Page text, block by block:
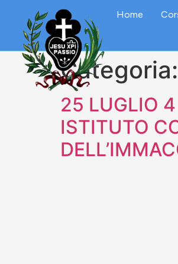
Home
Categoria:
25 LUGLIO
ISTITUTO